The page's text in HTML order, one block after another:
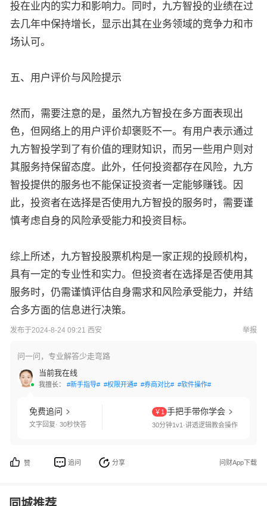
投在业内的实力和影响力。同时，九方智投的业绩在过
去几年中保持增长，显示出其在业务领域的竞争力和市
场认可。
五、用户评价与风险提示
然而，需要注意的是，虽然九方智投在多方面表现出
色，但网络上的用户评价却褒贬不一。有用户表示通过
九方智投学到了有价值的理财知识，而另一些用户则对
其服务持保留态度。此外，任何投资都存在风险，九方
智投提供的服务也不能保证投资者一定能够赚钱。因
此，投资者在选择是否使用九方智投的服务时，需要谨
慎考虑自身的风险承受能力和投资目标。
综上所述，九方智投股票机构是一家正规的投顾机构，
具有一定的专业性和实力。但投资者在选择是否使用其
服务时，仍需谨慎评估自身需求和风险承受能力，并结
合多方面的信息进行决策。
发布于2024-8-24 09:21 西安 举报
问一问，专业解答少走弯路
当前我在线
我擅长： #新手指导# #权限开通# #券商对比# #软件操作#
免费追问
文字回复· 30秒快答
￥1 手把手带你学会
30分钟1v1·讲透逻辑教会操作
赞 追问 分享 问财App下载